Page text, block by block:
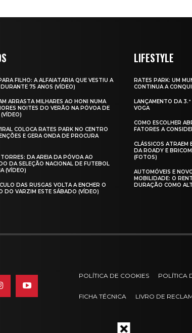
FILHO: A ALFAIATARIA QUE VESTIU A
75 ANOS (VÍDEO)
ARRASTA MILHARES AO HONI NUMA
NOITES DO VERÃO NA PÓVOA DE
COLOCA RATES PARK NO CENTRO
E GERA ONDA DE PROCURA
DA AREIA DA PÓVOA AO
DA SELEÇÃO NACIONAL DE FUTEBOL
(VÍDEO)
DAS RUSGAS VOLTA A ENCHER O
DO VARZIM ESTE SÁBADO (VÍDEO)
LIFESTYLE
RATES PARK: UM
CONTINUA A
LANÇAMENTO DA
VOGA
COMO ESCOLHER
FATORES A
CLÁSSICOS ATRAEM
DA ROADY E
(FOTOS)
AUTOMÓVEIS E
MOBILIDADE: O
DURAÇÃO COMO
POLÍTICA DE COOKIES POLÍTICA
FICHA TÉCNICA LIVRO DE